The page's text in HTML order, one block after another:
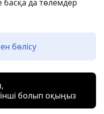
да төлемдер
бөлісу
болып оқыңыз